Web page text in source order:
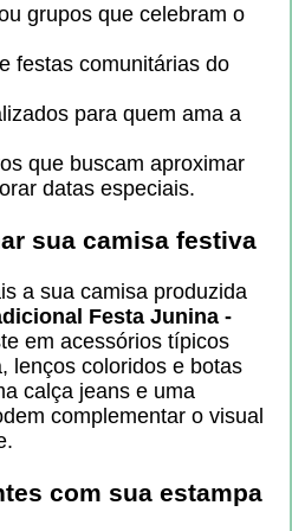
grupos que celebram o
festas comunitárias do
para quem ama a
que buscam aproximar
datas especiais.
sua camisa festiva
a sua camisa produzida
Festa Junina -
em acessórios típicos
lenços coloridos e botas
calça jeans e uma
complementar o visual
com sua estampa